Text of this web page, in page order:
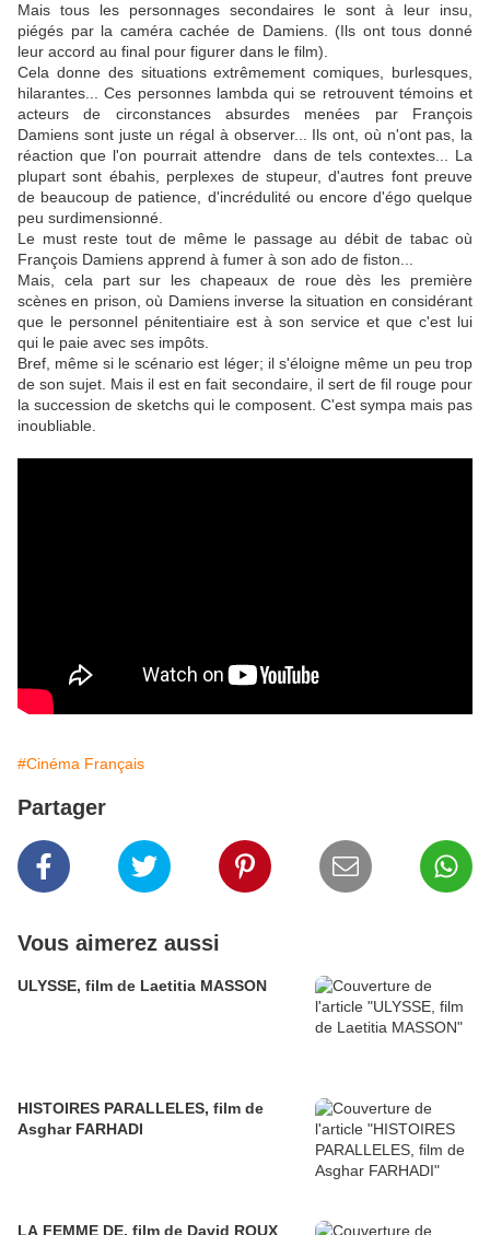
Mais tous les personnages secondaires le sont à leur insu,
piégés par la caméra cachée de Damiens. (Ils ont tous donné
leur accord au final pour figurer dans le film).
Cela donne des situations extrêmement comiques, burlesques,
hilarantes... Ces personnes lambda qui se retrouvent témoins et
acteurs de circonstances absurdes menées par François
Damiens sont juste un régal à observer... Ils ont, où n'ont pas, la
réaction que l'on pourrait attendre dans de tels contextes... La
plupart sont ébahis, perplexes de stupeur, d'autres font preuve
de beaucoup de patience, d'incrédulité ou encore d'égo quelque
peu surdimensionné.
Le must reste tout de même le passage au débit de tabac où
François Damiens apprend à fumer à son ado de fiston...
Mais, cela part sur les chapeaux de roue dès les première
scènes en prison, où Damiens inverse la situation en considérant
que le personnel pénitentiaire est à son service et que c'est lui
qui le paie avec ses impôts.
Bref, même si le scénario est léger; il s'éloigne même un peu trop
de son sujet. Mais il est en fait secondaire, il sert de fil rouge pour
la succession de sketchs qui le composent. C'est sympa mais pas
inoubliable.
#Cinéma Français
Partager
Vous aimerez aussi
ULYSSE, film de Laetitia MASSON
HISTOIRES PARALLELES, film de
Asghar FARHADI
LA FEMME DE, film de David ROUX